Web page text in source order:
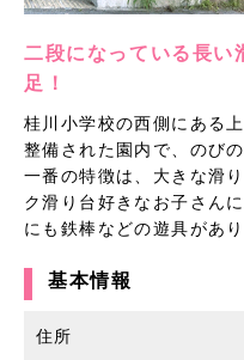
二段になっている長い
足！
桂川小学校の西側にある
整備された園内で、のび
一番の特徴は、大きな滑
ク滑り台好きなお子さん
にも鉄棒などの遊具があ
基本情報
住所